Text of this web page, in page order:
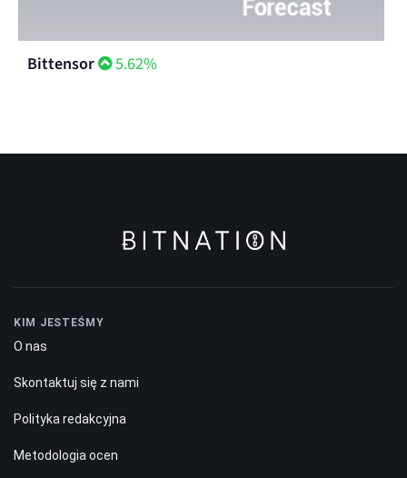
Bittensor 5.62%
KIM JESTEŚMY
O nas
Skontaktuj się z nami
Polityka redakcyjna
Metodologia ocen